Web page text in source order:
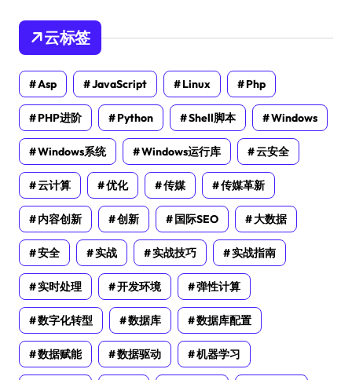
云标签
Asp JavaScript Linux Php
PHP进阶 Python Shell脚本 Windows
Windows系统 Windows运行库 云安全
云计算 优化 传媒 传媒革新
内容创新 创新 国际SEO 大数据
安全 实战 实战技巧 实战指南
实时处理 开发环境 弹性计算
数字化转型 数据库 数据库配置
数据赋能 数据驱动 机器学习